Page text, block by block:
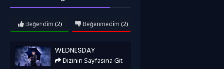
Beğendim (2) Beğenmedim (2)
Wednesday WEDNESDAY
Dizinin Sayfasına Git